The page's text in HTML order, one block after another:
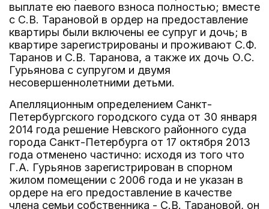
выплате ею паевого взноса полностью; вместе
с С.В. Тарановой в ордер на предоставление
квартиры были включены ее супруг и дочь; в
квартире зарегистрированы и проживают С.Ф.
Таранов и С.В. Таранова, а также их дочь О.С.
Гурьянова с супругом и двумя
несовершеннолетними детьми.
Апелляционным определением Санкт-
Петербургского городского суда от 30 января
2014 года решение Невского районного суда
города Санкт-Петербурга от 17 октября 2013
года отменено частично: исходя из того что
Г.А. Гурьянов зарегистрирован в спорном
жилом помещении с 2006 года и не указан в
ордере на его предоставление в качестве
члена семьи собственника - С.В. Тарановой, он